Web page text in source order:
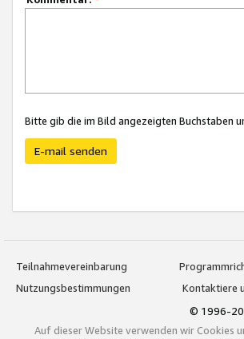
Bitte gib die im Bild angezeigten Buchstaben
E-mail senden
Teilnahmevereinbarung
Nutzungsbestimmungen
Kontaktiere
© 1996-
Auf dieser Website verwenden wir Cookies